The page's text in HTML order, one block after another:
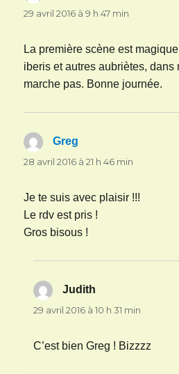
29 avril 2016 à 9 h 47 min
La première scène est
iberis et autres aubriètes, dans
marche pas. Bonne journée.
Greg
28 avril 2016 à 21 h 46 min
Je te suis avec plaisir !!!
Le rdv est pris !
Gros bisous !
Judith
29 avril 2016 à 10 h 31 min
C’est bien Greg ! Bizzzz